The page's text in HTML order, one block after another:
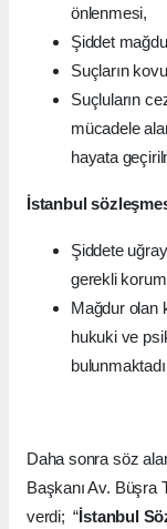
önlenmesi,
Şiddet
Suçların
Suçluların
mücadele
hayata
İstanbul
Şiddete
gerekli
Mağdur olan
hukuki ve
Daha sonra söz
Başkanı Av. Büşra
verdi; “İstanbul